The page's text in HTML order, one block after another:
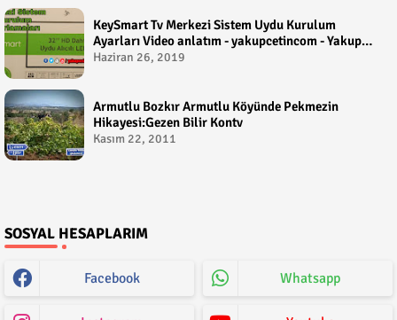
KeySmart Tv Merkezi Sistem Uydu Kurulum
Ayarları Video anlatım - yakupcetincom - Yakup
Çetin
Haziran 26, 2019
Armutlu Bozkır Armutlu Köyünde Pekmezin
Hikayesi:Gezen Bilir Kontv
Kasım 22, 2011
SOSYAL HESAPLARIM
Facebook Whatsapp